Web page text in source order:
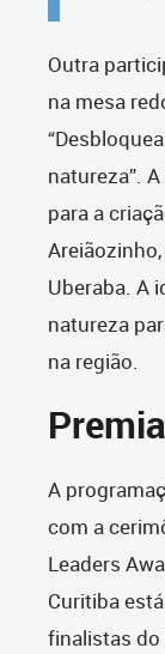
Outra
na mesa
natureza”.
para a
Uberaba. A
natureza
na região.
A
com a
Leaders
Curitiba
finalistas do